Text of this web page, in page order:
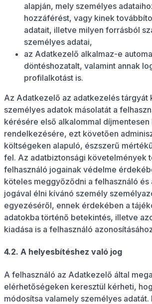
alapján, mely személyes
hozzáférést, vagy kinek
adatait, illetve milyen forrásból
személyes adatai,
az Adatkezelő alkalmaz-e
döntéshozatalt, valamint annak
profilalkotást is.
Az Adatkezelő az adatkezelés tárgyát
személyes adatok másolatát a
kérésére első alkalommal díjmentesen
rendelkezésére, ezt követően
költségeken alapuló, észszerű
fel. Az adatbiztonsági követelmények
felhasználó jogainak védelme
köteles meggyőződni a felhasználó és
jogával élni kívánó személy
egyezéséről, ennek érdekében a
adatokba történő betekintés, illetve
kiadása is a felhasználó
4.2. A helyesbítéshez való jog
A felhasználó az Adatkezelő által
elérhetőségeken keresztül kérheti,
módosítsa valamely személyes adatát.